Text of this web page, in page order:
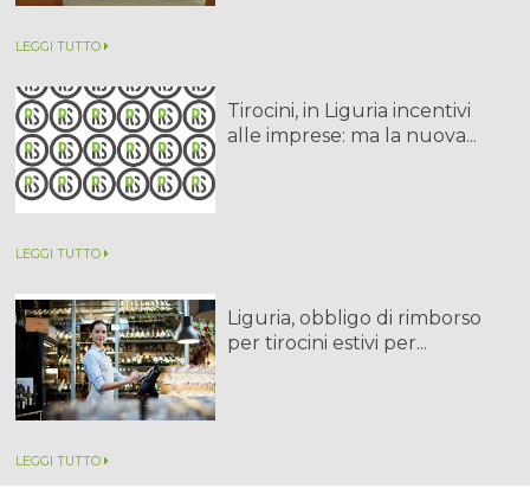
LEGGI TUTTO
Tirocini, in Liguria incentivi
alle imprese: ma la nuova...
LEGGI TUTTO
Liguria, obbligo di rimborso
per tirocini estivi per...
LEGGI TUTTO